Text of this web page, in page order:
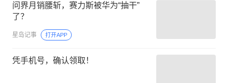
问界月销腰斩，赛力斯被华为“抽干”
了？
星岛记事 打开APP
凭手机号，确认领取！